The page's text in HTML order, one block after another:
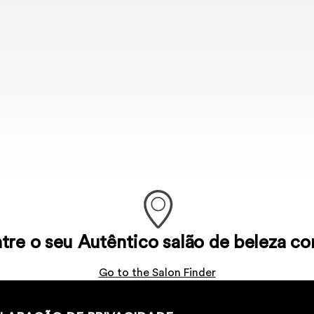
o seu Autêntico salão de beleza
Go to the Salon Finder